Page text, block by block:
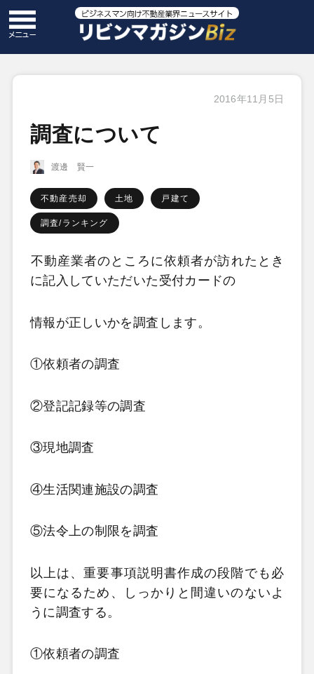
2016年11月5日
調査について
渡邊 賢一
不動産売却 土地 戸建て
調査/ランキング
不動産業者のところに依頼者が訪れたとき
に記入していただいた受付カードの
情報が正しいかを調査します。
①依頼者の調査
②登記記録等の調査
③現地調査
④生活関連施設の調査
⑤法令上の制限を調査
以上は、重要事項説明書作成の段階でも必
要になるため、しっかりと間違いのないよ
うに調査する。
①依頼者の調査